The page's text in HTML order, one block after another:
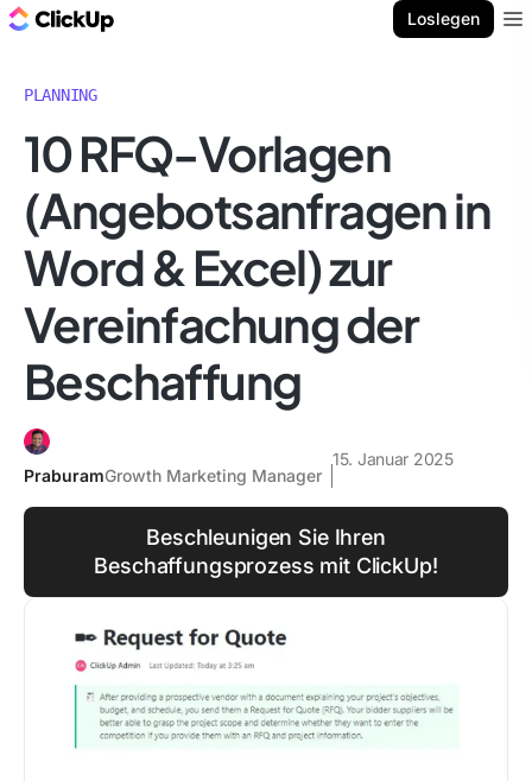
Loslegen
PLANNING
10 RFQ-Vorlagen
(Angebotsanfragen in
Word & Excel) zur
Vereinfachung der
Beschaffung
PraburamGrowth Marketing Manager
15. Januar 2025
Beschleunigen Sie Ihren
Beschaffungsprozess mit ClickUp!